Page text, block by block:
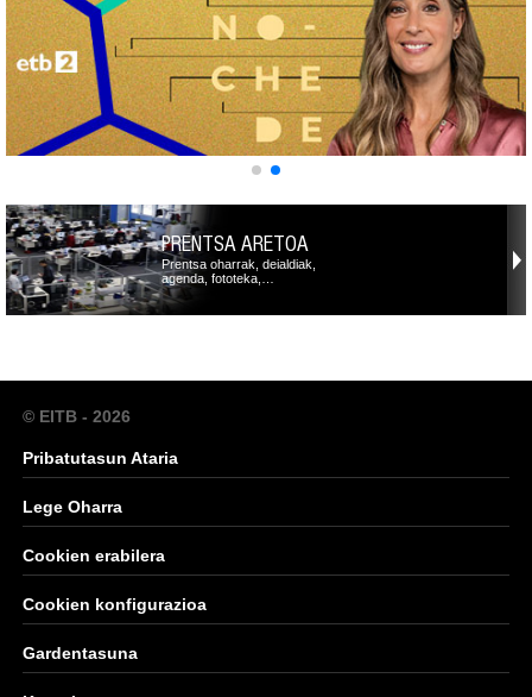
PRENTSA ARETOA
Prentsa oharrak, deialdiak,
agenda, fototeka,…
© EITB - 2026
Pribatutasun Ataria
Lege Oharra
Cookien erabilera
Cookien konfigurazioa
Gardentasuna